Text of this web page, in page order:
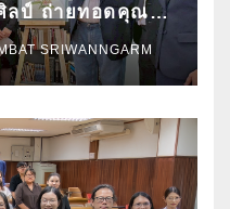
ลป์ ถ่ายทอดคุณค่า
ปะ ในนิทรรศการ
ไซเดนฟาเดน” ณ
ไทย
SRIWANNGARM